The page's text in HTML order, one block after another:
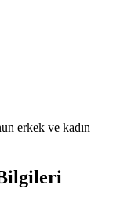
erkek ve kadın